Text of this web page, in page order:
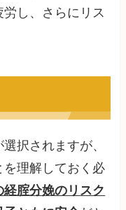
し、さらにリス
択されますが、
理解しておく必
経腟分娩のリスク